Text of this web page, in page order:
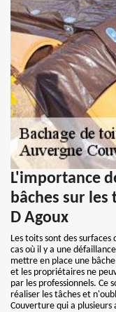
L'importance
bâches sur les
D Agoux
Les toits sont des
cas où il y a une
mettre en place une
et les propriétaires ne
par les professionnels. Ce
réaliser les tâches et
Couverture qui a plusieurs